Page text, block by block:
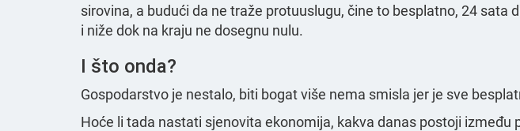
sirovina, a budući da ne traže protuuslugu, čine to besplatno, 24 sata
i niže dok na kraju ne dosegnu nulu.
I što onda?
Gospodarstvo je nestalo, biti bogat više nema smisla jer je sve
Hoće li tada nastati sjenovita ekonomija, kakva danas postoji